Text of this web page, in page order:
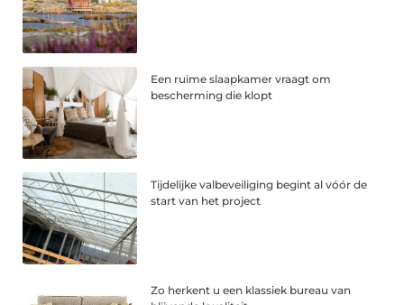
Een ruime slaapkamer vraagt om
bescherming die klopt
Tijdelijke valbeveiliging begint al vóór de
start van het project
Zo herkent u een klassiek bureau van